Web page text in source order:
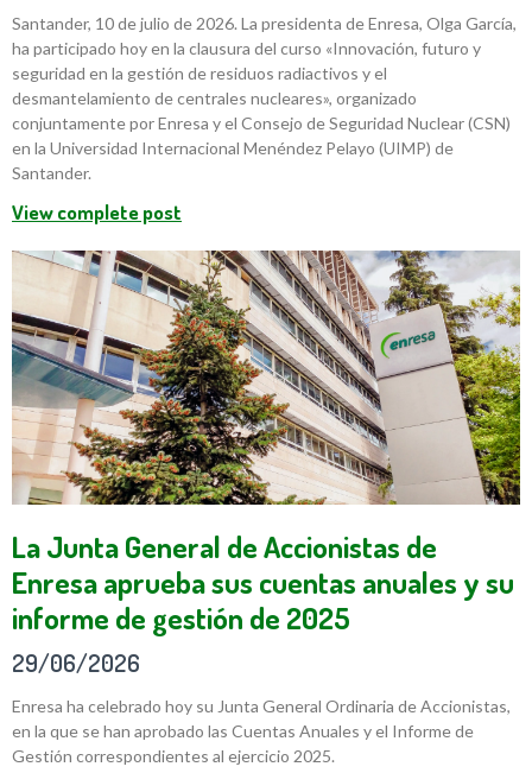
Santander, 10 de julio de 2026. La presidenta de Enresa, Olga García,
ha participado hoy en la clausura del curso «Innovación, futuro y
seguridad en la gestión de residuos radiactivos y el
desmantelamiento de centrales nucleares», organizado
conjuntamente por Enresa y el Consejo de Seguridad Nuclear (CSN)
en la Universidad Internacional Menéndez Pelayo (UIMP) de
Santander.
View complete post
La Junta General de Accionistas de
Enresa aprueba sus cuentas anuales y su
informe de gestión de 2025
29/06/2026
Enresa ha celebrado hoy su Junta General Ordinaria de Accionistas,
en la que se han aprobado las Cuentas Anuales y el Informe de
Gestión correspondientes al ejercicio 2025.